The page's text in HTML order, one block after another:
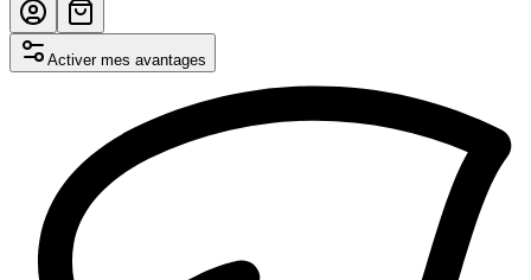
Activer mes avantages